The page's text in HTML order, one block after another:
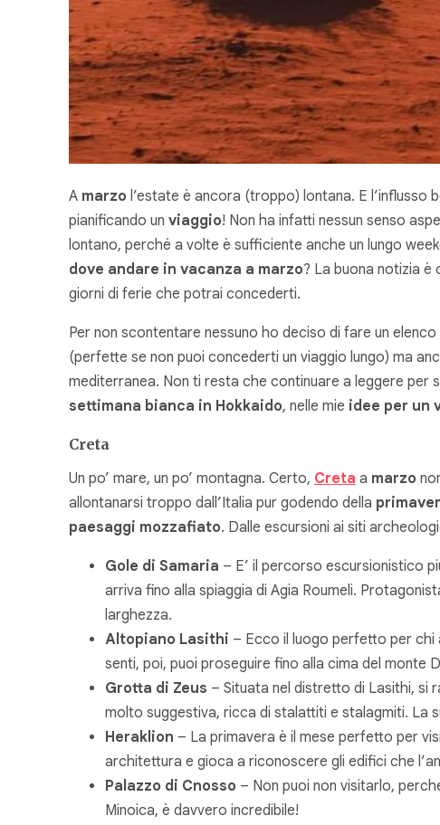
A marzo l’estate è ancora (troppo) lontana. E l’influsso
pianificando un viaggio! Non ha infatti nessun senso
lontano, perché a volte è sufficiente anche un lungo
dove andare in vacanza a marzo? La buona notizia è
giorni di ferie che potrai concederti.
Per non scontentare nessuno ho deciso di fare un
(perfette se non puoi concederti un viaggio lungo) ma
mediterranea. Non ti resta che continuare a leggere per
settimana bianca in Hokkaido, nelle mie idee per un
Creta
Un po’ mare, un po’ montagna. Certo, Creta a marzo
allontanarsi troppo dall’Italia pur godendo della
paesaggi mozzafiato. Dalle escursioni ai siti
Gole di Samaria – E’ il percorso escursionistico
arriva fino alla spiaggia di Agia Roumeli.
larghezza.
Altopiano Lasithi – Ecco il luogo perfetto per chi
senti, poi, puoi proseguire fino alla cima del monte
Grotta di Zeus – Situata nel distretto di Lasithi, si
molto suggestiva, ricca di stalattiti e stalagmiti. La
Heraklion – La primavera è il mese perfetto per
architettura e gioca a riconoscere gli edifici che
Palazzo di Cnosso – Non puoi non visitarlo,
Minoica, è davvero incredibile!